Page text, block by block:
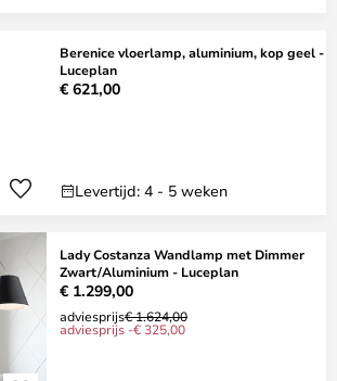
Berenice vloerlamp, aluminium, kop geel -
Luceplan
€ 621,00
Levertijd: 4 - 5 weken
Lady Costanza Wandlamp met Dimmer
Zwart/Aluminium - Luceplan
€ 1.299,00
adviesprijs€ 1.624,00
adviesprijs -€ 325,00